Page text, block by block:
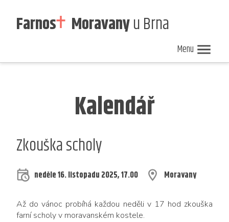
Farnos Moravanyu Brna
Menu
Nedělní Zpravodaj Kalendář
Kalendář
Zkouška scholy
neděle 16. listopadu 2025, 17.00 Moravany
Až do vá­noc pro­bí­há kaž­dou ne­dě­li v 17 hod zkouš­ka
far­ní scho­ly v mo­ra­van­ském kos­te­le.